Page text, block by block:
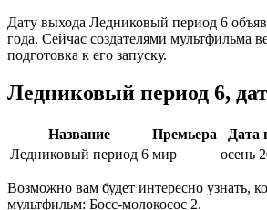
Дату выхода Ледниковый период 6
года. Сейчас создателями мультфильма
подготовка к его запуску.
Ледниковый период 6,
Название Премьера
Дата
Ледниковый период 6 мир осень
Возможно вам будет интересно узнать,
мультфильм: Босс-молокосос 2.